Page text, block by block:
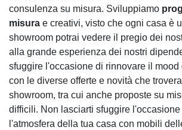
consulenza su misura. Sviluppiamo
misura e creativi, visto che ogni casa è
showroom potrai vedere il pregio dei
alla grande esperienza dei nostri
sfuggire l'occasione di rinnovare il mood
con le diverse offerte e novità che
showroom, tra cui anche proposte su
difficili. Non lasciarti sfuggire
l'atmosfera della tua casa con mobili